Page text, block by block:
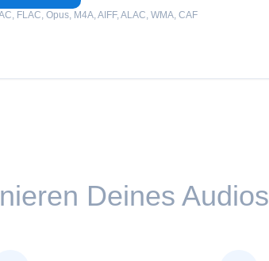
FLAC, Opus, M4A, AIFF, ALAC, WMA, CAF
Deines Audios